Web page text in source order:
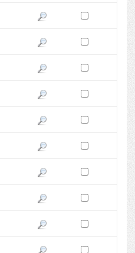
Pokaż podgląd wersji z dnia
Zaznacz wersję do
Pokaż podgląd wersji z dnia
Zaznacz wersję do
Pokaż podgląd wersji z dnia
Zaznacz wersję do
Pokaż podgląd wersji z dnia
Zaznacz wersję do
Pokaż podgląd wersji z dnia
Zaznacz wersję do
Pokaż podgląd wersji z dnia
Zaznacz wersję do
Pokaż podgląd wersji z dnia
Zaznacz wersję do
Pokaż podgląd wersji z dnia
Zaznacz wersję do
Pokaż podgląd wersji z dnia
Zaznacz wersję do
Pokaż podgląd wersji z dnia
Zaznacz wersję do